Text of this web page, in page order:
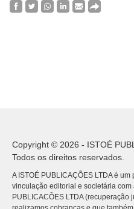
Copyright © 2026 - ISTOÉ
Todos os direitos reservados.
A ISTOÉ PUBLICAÇÕES LTDA é
vinculação editorial e societária com
PUBLICACÕES LTDA